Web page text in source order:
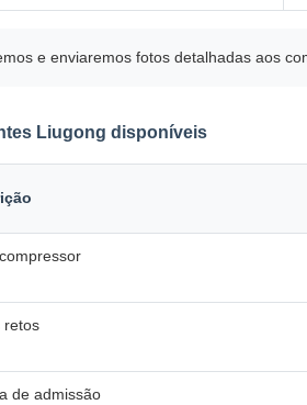
e enviaremos fotos detalhadas aos
Liugong disponíveis
retos
de admissão